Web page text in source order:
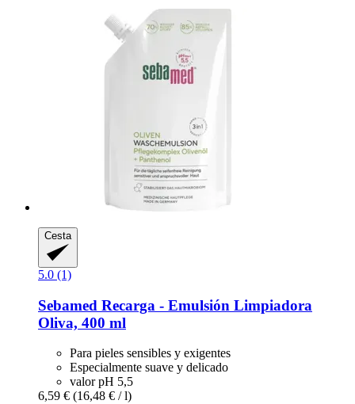
Cesta
5.0 (1)
Sebamed Recarga -​ Emulsión Limpiadora
Oliva, 400 ml
Para pieles sensibles y exigentes
Especialmente suave y delicado
valor pH 5,5
6,59 € (16,48 € / l)